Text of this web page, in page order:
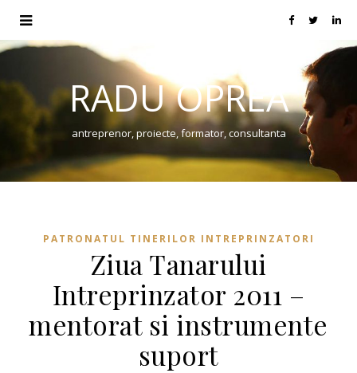
RADU OPREA
antreprenor, proiecte, formator, consultanta
PATRONATUL TINERILOR INTREPRINZATORI
Ziua Tanarului
Intreprinzator 2011 –
mentorat si instrumente
suport